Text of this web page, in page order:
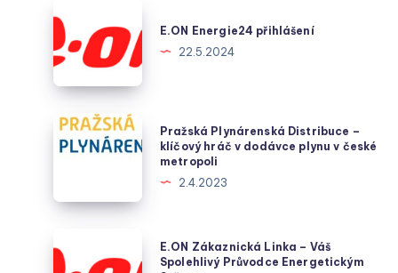
Energie24
přihlášení
E.ON Energie24 přihlášení
22.5.2024
Pražská
Plynárenská
klíčový
Pražská Plynárenská Distribuce –
klíčový hráč v dodávce plynu v české
metropoli
2.4.2023
Zákaznická
E.ON Zákaznická Linka – Váš
Spolehlivý Průvodce Energetickým